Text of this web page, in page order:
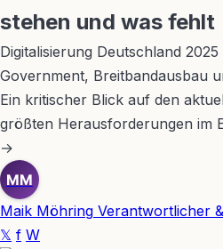
stehen und was fehlt
Digitalisierung Deutschland
Government, Breitbandausbau
Ein kritischer Blick auf den
größten Herausforderungen im
→
MM
Maik Möhring Verantwortlicher
𝕏 f W